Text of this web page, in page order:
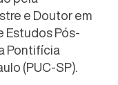
e Doutor em
Estudos Pós-
Pontifícia
(PUC-SP).